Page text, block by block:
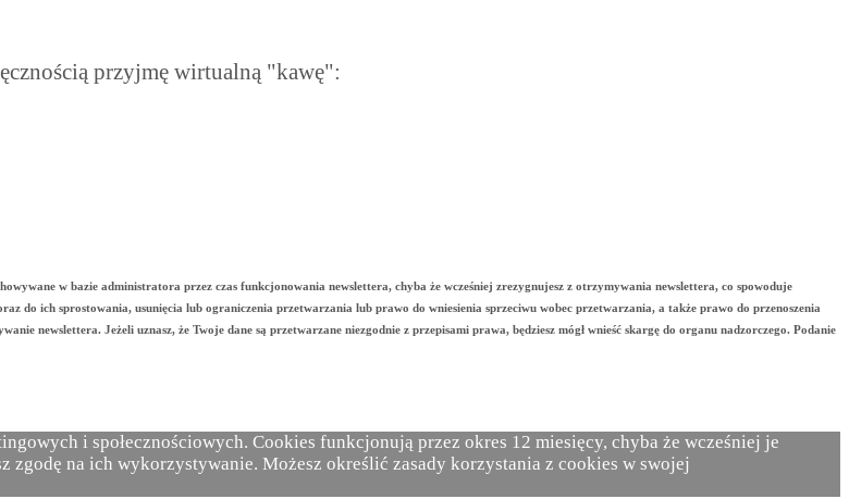
przyjmę wirtualną "kawę":
w bazie administratora przez czas funkcjonowania newslettera, chyba że wcześniej zrezygnujesz z otrzymywania newslettera, co spowoduje
do ich sprostowania, usunięcia lub ograniczenia przetwarzania lub prawo do wniesienia sprzeciwu wobec przetwarzania, a także prawo do przenoszenia
newslettera. Jeżeli uznasz, że Twoje dane są przetwarzane niezgodnie z przepisami prawa, będziesz mógł wnieść skargę do organu nadzorczego. Podanie
i społecznościowych. Cookies funkcjonują przez okres 12 miesięcy, chyba że wcześniej je
na ich wykorzystywanie. Możesz określić zasady korzystania z cookies w swojej